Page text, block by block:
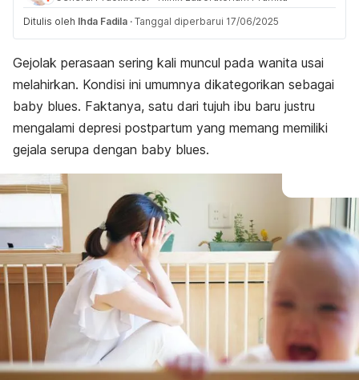
Ditulis oleh Ihda Fadila · Tanggal diperbarui 17/06/2025
Gejolak perasaan sering kali muncul pada wanita usai
melahirkan. Kondisi ini umumnya dikategorikan sebagai
baby blues. Faktanya, satu dari tujuh ibu baru justru
mengalami depresi postpartum yang memang memiliki
gejala serupa dengan baby blues.